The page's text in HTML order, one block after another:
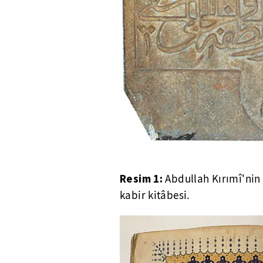
Resim 1: Abdullah
kabir kitâbesi.